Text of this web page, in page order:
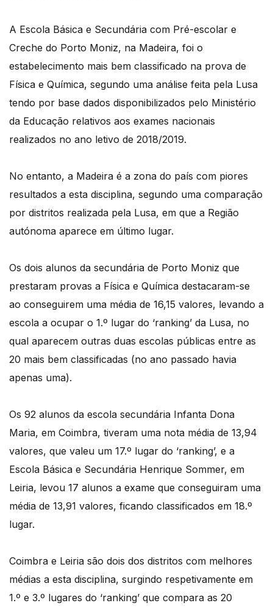
A Escola Básica e Secundária com Pré-escolar e
Creche do Porto Moniz, na Madeira, foi o
estabelecimento mais bem classificado na prova de
Física e Química, segundo uma análise feita pela Lusa
tendo por base dados disponibilizados pelo Ministério
da Educação relativos aos exames nacionais
realizados no ano letivo de 2018/2019.
No entanto, a Madeira é a zona do país com piores
resultados a esta disciplina, segundo uma comparação
por distritos realizada pela Lusa, em que a Região
autónoma aparece em último lugar.
Os dois alunos da secundária de Porto Moniz que
prestaram provas a Física e Química destacaram-se
ao conseguirem uma média de 16,15 valores, levando a
escola a ocupar o 1.º lugar do ‘ranking’ da Lusa, no
qual aparecem outras duas escolas públicas entre as
20 mais bem classificadas (no ano passado havia
apenas uma).
Os 92 alunos da escola secundária Infanta Dona
Maria, em Coimbra, tiveram uma nota média de 13,94
valores, que valeu um 17.º lugar do ‘ranking’, e a
Escola Básica e Secundária Henrique Sommer, em
Leiria, levou 17 alunos a exame que conseguiram uma
média de 13,91 valores, ficando classificados em 18.º
lugar.
Coimbra e Leiria são dois dos distritos com melhores
médias a esta disciplina, surgindo respetivamente em
1.º e 3.º lugares do ‘ranking’ que compara as 20